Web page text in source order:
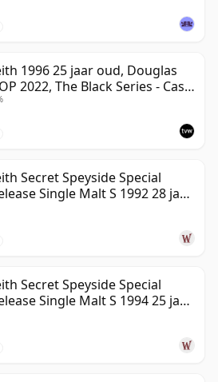
1996 25 jaar oud, Douglas
2022, The Black Series - Cask
Secret Speyside Special
Single Malt S 1992 28 jaar
Secret Speyside Special
Single Malt S 1994 25 jaar